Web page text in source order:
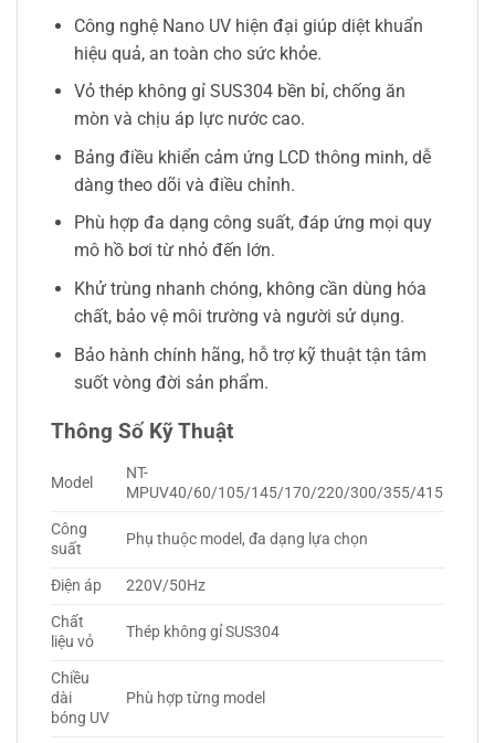
Công nghệ Nano UV hiện đại giúp diệt khuẩn
hiệu quả, an toàn cho sức khỏe.
Vỏ thép không gỉ SUS304 bền bỉ, chống ăn
mòn và chịu áp lực nước cao.
Bảng điều khiển cảm ứng LCD thông minh, dễ
dàng theo dõi và điều chỉnh.
Phù hợp đa dạng công suất, đáp ứng mọi quy
mô hồ bơi từ nhỏ đến lớn.
Khử trùng nhanh chóng, không cần dùng hóa
chất, bảo vệ môi trường và người sử dụng.
Bảo hành chính hãng, hỗ trợ kỹ thuật tận tâm
suốt vòng đời sản phẩm.
Thông Số Kỹ Thuật
Model
NT-
MPUV40/60/105/145/170/220/300/355/415
Công
suất
Phụ thuộc model, đa dạng lựa chọn
Điện áp
220V/50Hz
Chất
liệu vỏ
Thép không gỉ SUS304
Chiều
dài
bóng UV
Phù hợp từng model